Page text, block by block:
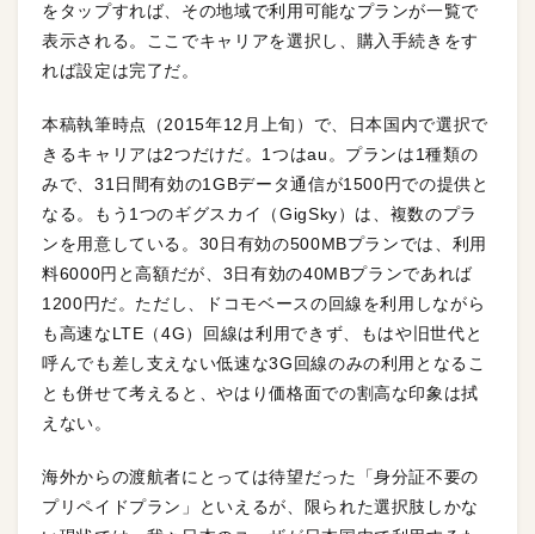
をタップすれば、その地域で利用可能なプランが一覧で
表示される。ここでキャリアを選択し、購入手続きをす
れば設定は完了だ。
本稿執筆時点（2015年12月上旬）で、日本国内で選択で
きるキャリアは2つだけだ。1つはau。プランは1種類の
みで、31日間有効の1GBデータ通信が1500円での提供と
なる。もう1つのギグスカイ（GigSky）は、複数のプラ
ンを用意している。30日有効の500MBプランでは、利用
料6000円と高額だが、3日有効の40MBプランであれば
1200円だ。ただし、ドコモベースの回線を利用しながら
も高速なLTE（4G）回線は利用できず、もはや旧世代と
呼んでも差し支えない低速な3G回線のみの利用となるこ
とも併せて考えると、やはり価格面での割高な印象は拭
えない。
海外からの渡航者にとっては待望だった「身分証不要の
プリペイドプラン」といえるが、限られた選択肢しかな